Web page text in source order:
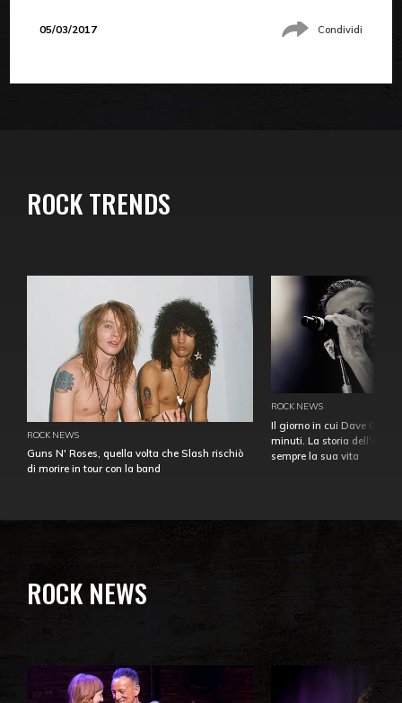
05/03/2017 Condividi
ROCK TRENDS
ROCK NEWS
Guns N' Roses, quella volta che Slash rischiò
di morire in tour con la band
ROCK NEWS
Il giorno in cui Dave
minuti. La storia
sempre la sua vita
ROCK NEWS